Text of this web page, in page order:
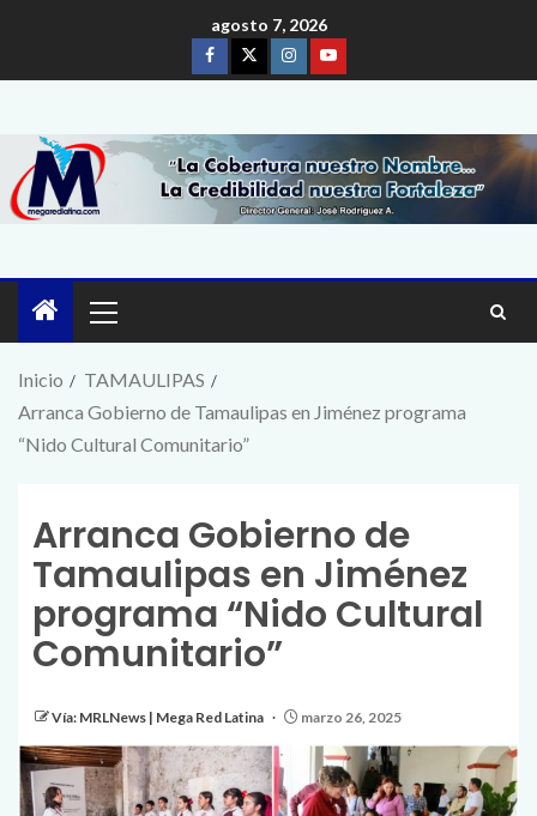
agosto 7, 2026
Inicio
TAMAULIPAS
Arranca Gobierno de Tamaulipas en Jiménez programa
“Nido Cultural Comunitario”
Arranca Gobierno de
Tamaulipas en Jiménez
programa “Nido Cultural
Comunitario”
Vía: MRLNews | Mega Red Latina marzo 26, 2025